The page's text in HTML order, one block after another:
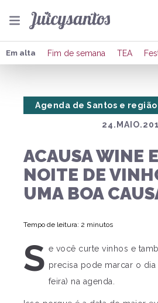
Em alta Fim de semana TEA
Agenda de Santos e região
ACAUSA WINE
NOITE DE
UMA BOA
Tempo de leitura: 2 minutos
S e você curte vinhos e
precisa pode marcar o
feira) na agenda.